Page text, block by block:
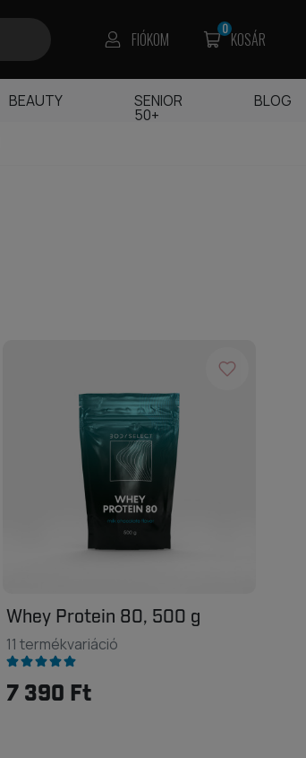
Whey Protein 80, 500 g
11 termékvariáció
7 390 Ft
FIÓKOM KOSÁR
0
BEAUTY SENIOR
50+
BLOG